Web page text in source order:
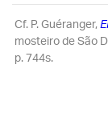
Cf. P. Guéranger,
mosteiro de São
p. 744s.